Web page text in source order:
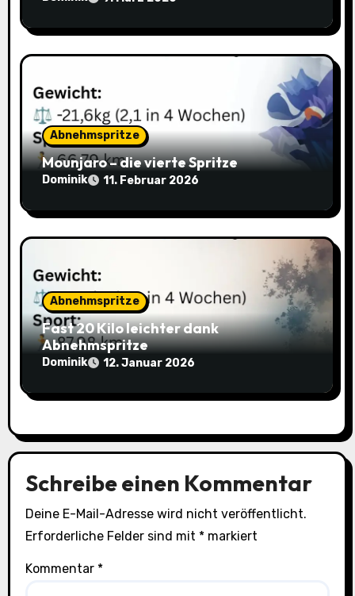
t
i
o
n
Abnehmspritze
Mounjaro – die vierte Spritze
Dominik 11. Februar 2026
Abnehmspritze
Fast 20 Kilo leichter dank
Abnehmspritze
Dominik 12. Januar 2026
Schreibe einen Kommentar
Deine E-Mail-Adresse wird nicht veröffentlicht.
Erforderliche Felder sind mit *markiert
Kommentar *